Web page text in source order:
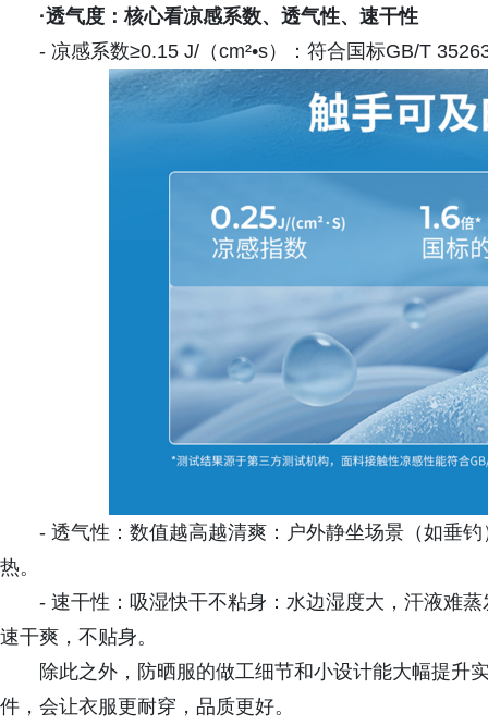
·透气度 ：核心看凉感系数、透气性、速干性
- 凉感系数≥0.15 J/（cm²•s）：符合国标GB/T
- 透气性：数值越高越清爽：户外静坐场景（如垂
热。
- 速干性：吸湿快干不粘身：水边湿度大，汗液难
速干爽，不贴身。
除此之外，防晒服的做工细节和小设计能大幅提升
件，会让衣服更耐穿，品质更好。